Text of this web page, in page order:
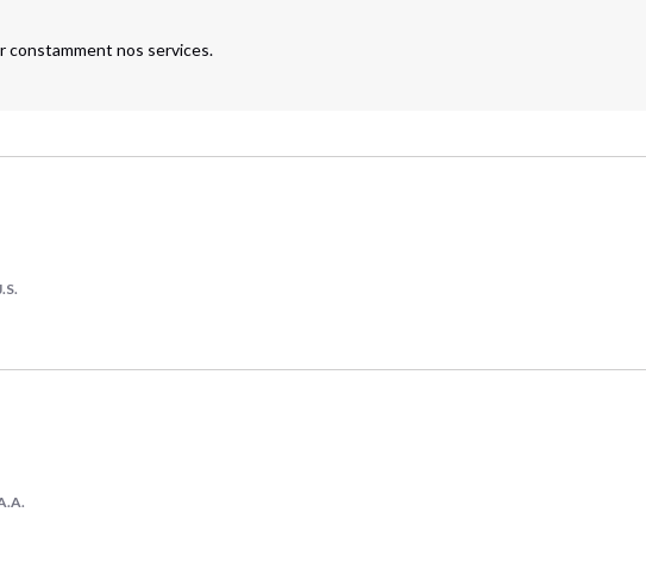
constamment nos services.
J.S.